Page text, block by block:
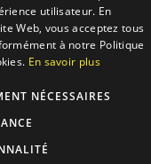
respectifs.
🇮🇹 Italiano
utilisateur. En
Web, vous acceptez tous
à notre Politique
En savoir plus
NÉCESSAIRES